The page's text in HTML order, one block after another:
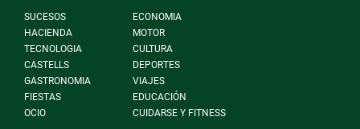
SUCESOS
ECONOMIA
HACIENDA
MOTOR
TECNOLOGIA
CULTURA
CASTELLS
DEPORTES
GASTRONOMIA
VIAJES
FIESTAS
EDUCACIÓN
OCIO
CUIDARSE Y FITNESS